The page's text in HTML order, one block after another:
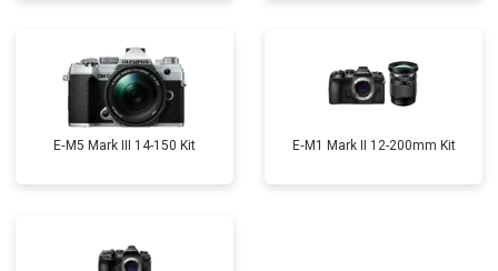
E‑M5 Mark III 14-150 Kit E‑M1 Mark II 12-200mm Kit